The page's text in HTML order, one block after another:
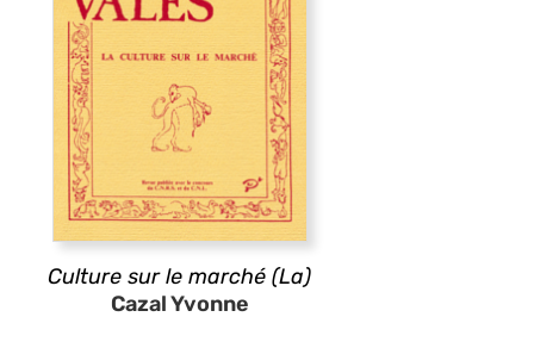
Culture sur le marché (La)
Cazal Yvonne